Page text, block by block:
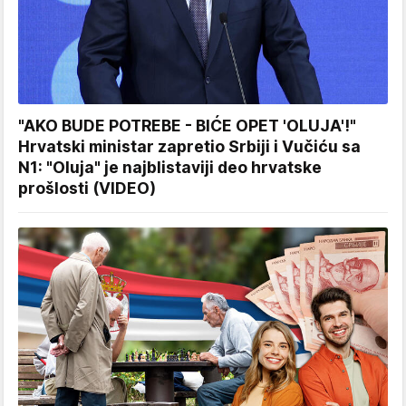
"AKO BUDE POTREBE - BIĆE OPET 'OLUJA'!"
Hrvatski ministar zapretio Srbiji i Vučiću sa
N1: "Oluja" je najblistaviji deo hrvatske
prošlosti (VIDEO)